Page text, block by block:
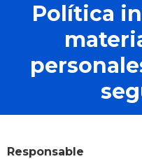
Política
Responsable